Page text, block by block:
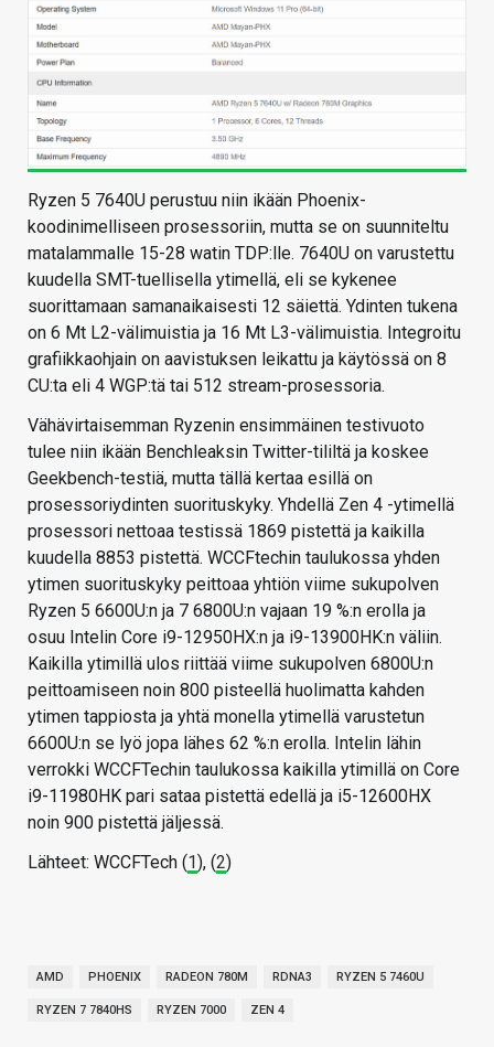
Ryzen 5 7640U perustuu niin ikään Phoenix-
koodinimelliseen prosessoriin, mutta se on suunniteltu
matalammalle 15-28 watin TDP:lle. 7640U on varustettu
kuudella SMT-tuellisella ytimellä, eli se kykenee
suorittamaan samanaikaisesti 12 säiettä. Ydinten tukena
on 6 Mt L2-välimuistia ja 16 Mt L3-välimuistia. Integroitu
grafiikkaohjain on aavistuksen leikattu ja käytössä on 8
CU:ta eli 4 WGP:tä tai 512 stream-prosessoria.
Vähävirtaisemman Ryzenin ensimmäinen testivuoto
tulee niin ikään Benchleaksin Twitter-tililtä ja koskee
Geekbench-testiä, mutta tällä kertaa esillä on
prosessoriydinten suorituskyky. Yhdellä Zen 4 -ytimellä
prosessori nettoaa testissä 1869 pistettä ja kaikilla
kuudella 8853 pistettä. WCCFtechin taulukossa yhden
ytimen suorituskyky peittoaa yhtiön viime sukupolven
Ryzen 5 6600U:n ja 7 6800U:n vajaan 19 %:n erolla ja
osuu Intelin Core i9-12950HX:n ja i9-13900HK:n väliin.
Kaikilla ytimillä ulos riittää viime sukupolven 6800U:n
peittoamiseen noin 800 pisteellä huolimatta kahden
ytimen tappiosta ja yhtä monella ytimellä varustetun
6600U:n se lyö jopa lähes 62 %:n erolla. Intelin lähin
verrokki WCCFTechin taulukossa kaikilla ytimillä on Core
i9-11980HK pari sataa pistettä edellä ja i5-12600HX
noin 900 pistettä jäljessä.
Lähteet: WCCFTech (1), (2)
AMD PHOENIX RADEON 780M RDNA3 RYZEN 5 7460U
RYZEN 7 7840HS RYZEN 7000 ZEN 4